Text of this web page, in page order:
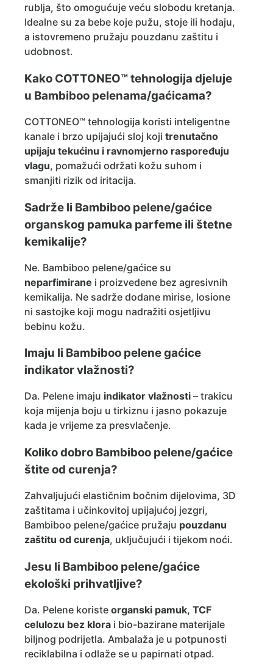
rublja, što omogućuje veću slobodu kretanja.
Idealne su za bebe koje pužu, stoje ili hodaju,
a istovremeno pružaju pouzdanu zaštitu i
udobnost.
Kako COTTONEO™ tehnologija djeluje
u Bambiboo pelenama/gaćicama?
COTTONEO™ tehnologija koristi inteligentne
kanale i brzo upijajući sloj koji trenutačno
upijaju tekućinu i ravnomjerno raspoređuju
vlagu, pomažući održati kožu suhom i
smanjiti rizik od iritacija.
Sadrže li Bambiboo pelene/gaćice
organskog pamuka parfeme ili štetne
kemikalije?
Ne. Bambiboo pelene/gaćice su
neparfimirane i proizvedene bez agresivnih
kemikalija. Ne sadrže dodane mirise, losione
ni sastojke koji mogu nadražiti osjetljivu
bebinu kožu.
Imaju li Bambiboo pelene gaćice
indikator vlažnosti?
Da. Pelene imaju indikator vlažnosti – trakicu
koja mijenja boju u tirkiznu i jasno pokazuje
kada je vrijeme za presvlačenje.
Koliko dobro Bambiboo pelene/gaćice
štite od curenja?
Zahvaljujući elastičnim bočnim dijelovima, 3D
zaštitama i učinkovitoj upijajućoj jezgri,
Bambiboo pelene/gaćice pružaju pouzdanu
zaštitu od curenja, uključujući i tijekom noći.
Jesu li Bambiboo pelene/gaćice
ekološki prihvatljive?
Da. Pelene koriste organski pamuk, TCF
celulozu bez klora i bio-bazirane materijale
biljnog podrijetla. Ambalaža je u potpunosti
reciklabilna i odlaže se u papirnati otpad.